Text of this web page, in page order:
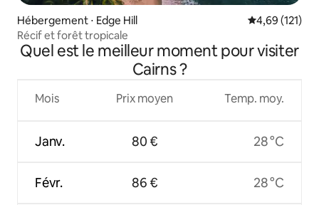
Hébergement ⋅ Edge Hill Évaluation
4,69 (121)
Récif et forêt tropicale
Quel est le meilleur moment pour visiter
Cairns ?
Mois
Janv.
Févr.
Prix moyen
80 €
86 €
Temp. moy.
28 °C
28 °C